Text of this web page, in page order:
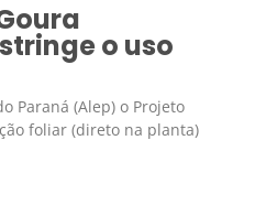
o uso
Paraná (Alep) o Projeto
foliar (direto na planta)